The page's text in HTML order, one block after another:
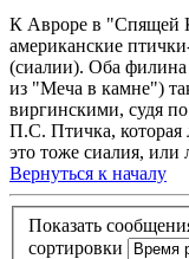
К Авроре в "Спящей
американские
(сиалии). Оба
из "Меча в камне")
виргинскими, судя
П.С. Птичка,
это тоже сиалия, или
Вернуться к началу
Показать
сортировки